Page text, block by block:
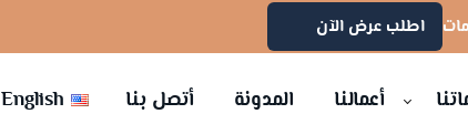
أعمالنا المدونة أتصل بنا English
اطلب عرض الآن